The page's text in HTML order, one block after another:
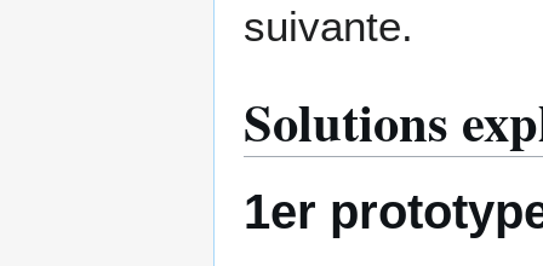
suivante.
Solutions
1er